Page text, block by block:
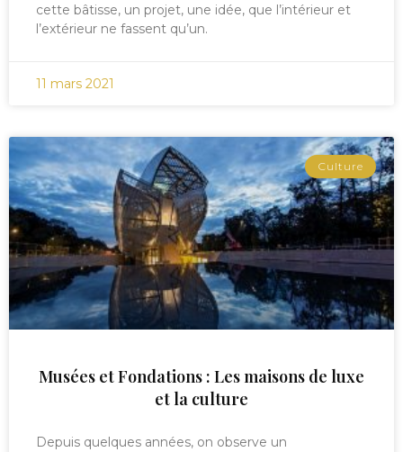
cette bâtisse, un projet, une idée, que l’intérieur et
l’extérieur ne fassent qu’un.
11 mars 2021
Culture
Musées et Fondations : Les maisons de luxe
et la culture
Depuis quelques années, on observe un